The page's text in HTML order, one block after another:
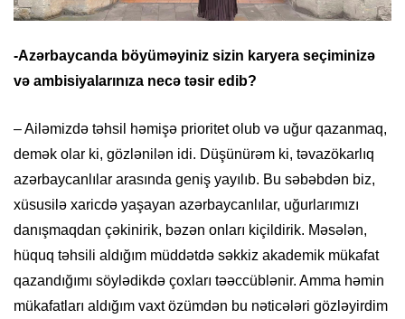
-Azərbaycanda böyüməyiniz sizin karyera seçiminizə
və ambisiyalarınıza necə təsir edib?
– Ailəmizdə təhsil həmişə prioritet olub və uğur qazanmaq,
demək olar ki, gözlənilən idi. Düşünürəm ki, təvazökarlıq
azərbaycanlılar arasında geniş yayılıb. Bu səbəbdən biz,
xüsusilə xaricdə yaşayan azərbaycanlılar, uğurlarımızı
danışmaqdan çəkinirik, bəzən onları kiçildirik. Məsələn,
hüquq təhsili aldığım müddətdə səkkiz akademik mükafat
qazandığımı söylədikdə çoxları təəccüblənir. Amma həmin
mükafatları aldığım vaxt özümdən bu nəticələri gözləyirdim